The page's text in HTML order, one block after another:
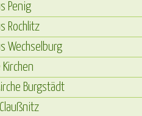
Penig
Rochlitz
Wechselburg
Burgstädt